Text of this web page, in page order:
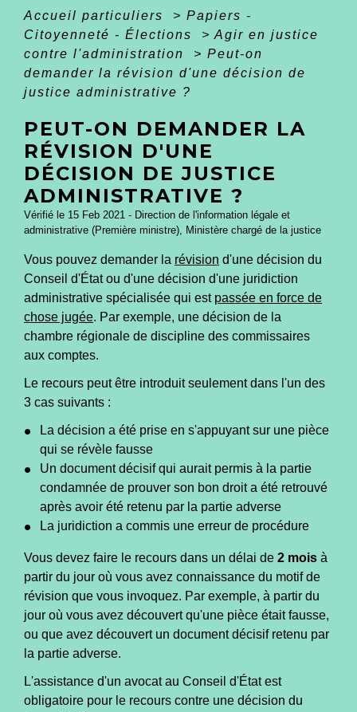
Accueil particuliers > Papiers -
Citoyenneté - Élections
> Agir en justice
contre l'administration
> Peut-on
demander la révision d'une décision de
justice administrative ?
PEUT-ON DEMANDER LA
RÉVISION D'UNE
DÉCISION DE JUSTICE
ADMINISTRATIVE ?
Vérifié le 15 Feb 2021 - Direction de l'information légale et
administrative (Première ministre), Ministère chargé de la justice
Vous pouvez demander la révision d'une décision du
Conseil d'État ou d'une décision d'une juridiction
administrative spécialisée qui est passée en force de
chose jugée. Par exemple, une décision de la
chambre régionale de discipline des commissaires
aux comptes.
Le recours peut être introduit seulement dans l'un des
3 cas suivants :
La décision a été prise en s'appuyant sur une pièce
qui se révèle fausse
Un document décisif qui aurait permis à la partie
condamnée de prouver son bon droit a été retrouvé
après avoir été retenu par la partie adverse
La juridiction a commis une erreur de procédure
Vous devez faire le recours dans un délai de 2 mois à
partir du jour où vous avez connaissance du motif de
révision que vous invoquez. Par exemple, à partir du
jour où vous avez découvert qu'une pièce était fausse,
ou que avez découvert un document décisif retenu par
la partie adverse.
L'assistance d'un avocat au Conseil d'État est
obligatoire pour le recours contre une décision du